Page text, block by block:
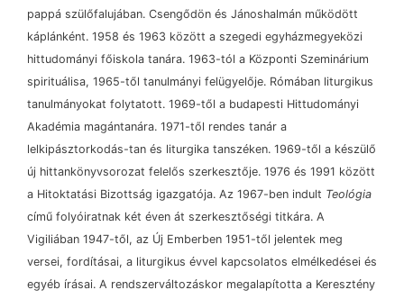
pappá szülőfalujában. Csengődön és Jánoshalmán működött
káplánként. 1958 és 1963 között a szegedi egyházmegyeközi
hittudományi főiskola tanára. 1963-tól a Központi Szeminárium
spirituálisa, 1965-től tanulmányi felügyelője. Rómában liturgikus
tanulmányokat folytatott. 1969-től a budapesti Hittudományi
Akadémia magántanára. 1971-től rendes tanár a
lelkipásztorkodás-tan és liturgika tanszéken. 1969-től a készülő
új hittankönyvsorozat felelős szerkesztője. 1976 és 1991 között
a Hitoktatási Bizottság igazgatója. Az 1967-ben indult Teológia
című folyóiratnak két éven át szerkesztőségi titkára. A
Vigiliában 1947-től, az Új Emberben 1951-től jelentek meg
versei, fordításai, a liturgikus évvel kapcsolatos elmélkedései és
egyéb írásai. A rendszerváltozáskor megalapította a Keresztény